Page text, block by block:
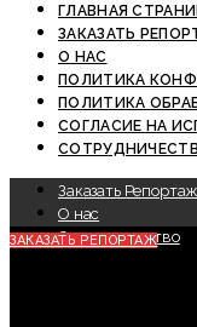
ГЛАВНАЯ
ЗАКАЗАТЬ
О НАС
ПОЛИТИКА
ПОЛИТИКА
СОГЛАСИЕ НА
Заказать Репортаж
О нас
Сотрудничество
ЗАКАЗАТЬ РЕПОРТАЖ